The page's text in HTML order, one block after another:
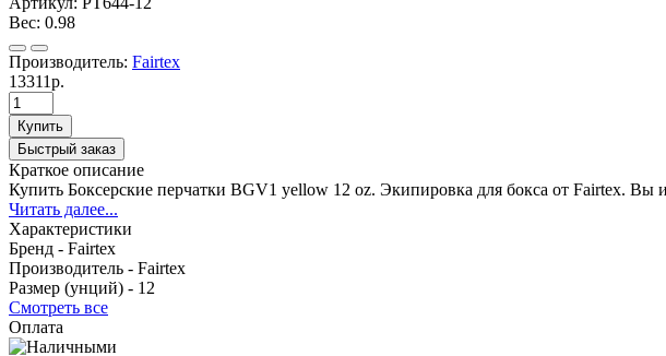
Вес: 0.98
Производитель: Fairtex
13311р.
Купить
Быстрый заказ
Краткое описание
Купить Боксерские перчатки BGV1 yellow 12 oz. Экипировка для бокса от Fairtex.
Читать далее...
Характеристики
Бренд - Fairtex
Производитель - Fairtex
Размер (унций) - 12
Смотреть все
Оплата